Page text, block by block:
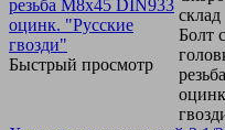
Быстрый просмотр
склад
Болт